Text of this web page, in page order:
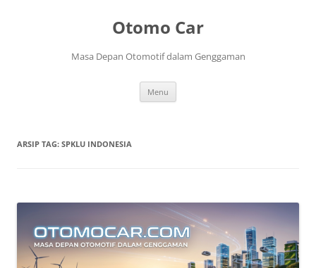
Otomo Car
Masa Depan Otomotif dalam Genggaman
Menu
ARSIP TAG: SPKLU INDONESIA